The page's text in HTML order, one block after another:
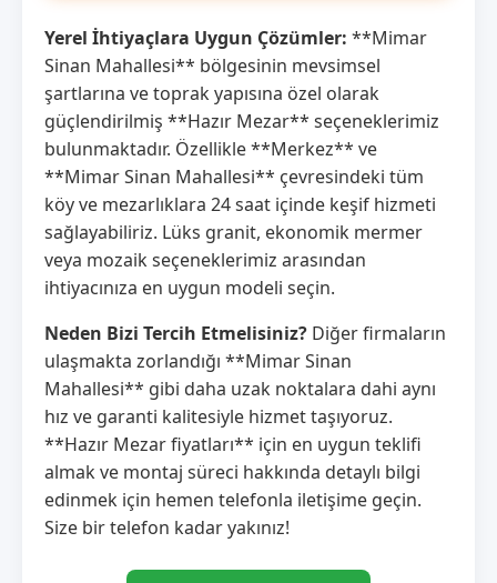
Yerel İhtiyaçlara Uygun Çözümler: **Mimar
Sinan Mahallesi** bölgesinin mevsimsel
şartlarına ve toprak yapısına özel olarak
güçlendirilmiş **Hazır Mezar** seçeneklerimiz
bulunmaktadır. Özellikle **Merkez** ve
**Mimar Sinan Mahallesi** çevresindeki tüm
köy ve mezarlıklara 24 saat içinde keşif hizmeti
sağlayabiliriz. Lüks granit, ekonomik mermer
veya mozaik seçeneklerimiz arasından
ihtiyacınıza en uygun modeli seçin.
Neden Bizi Tercih Etmelisiniz? Diğer firmaların
ulaşmakta zorlandığı **Mimar Sinan
Mahallesi** gibi daha uzak noktalara dahi aynı
hız ve garanti kalitesiyle hizmet taşıyoruz.
**Hazır Mezar fiyatları** için en uygun teklifi
almak ve montaj süreci hakkında detaylı bilgi
edinmek için hemen telefonla iletişime geçin.
Size bir telefon kadar yakınız!